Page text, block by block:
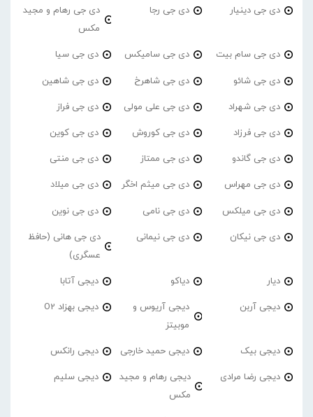
دی جی دینیار دی جی رجا
دی جی رهام و مجید
مکس
دی جی سام بیت دی جی سامیکس دی جی سیا
دی جی شائو دی جی شاهرخ دی جی شاهین
دی جی شهراد دی جی علی مولی دی جی فراز
دی جی فرزاد دی جی کوروش دی جی کوین
دی جی گاندو دی جی ممتاز دی جی منتی
دی جی مهراس دی جی میثم اخگر دی جی میلاد
دی جی میلکس دی جی نامی دی جی نوین
دی جی نیکان دی جی نیمانی
دی جی هانی (حافظ
عسگری)
دیار دیاکو دیجی آتابا
دیجی آربن
دیجی آریوس و
موبیتز
دیجی بهزاد O2
دیجی بیک دیجی حمید خارجی دیجی رانکس
دیجی رضا مرادی
دیجی رهام و مجید
مکس
دیجی سلیم